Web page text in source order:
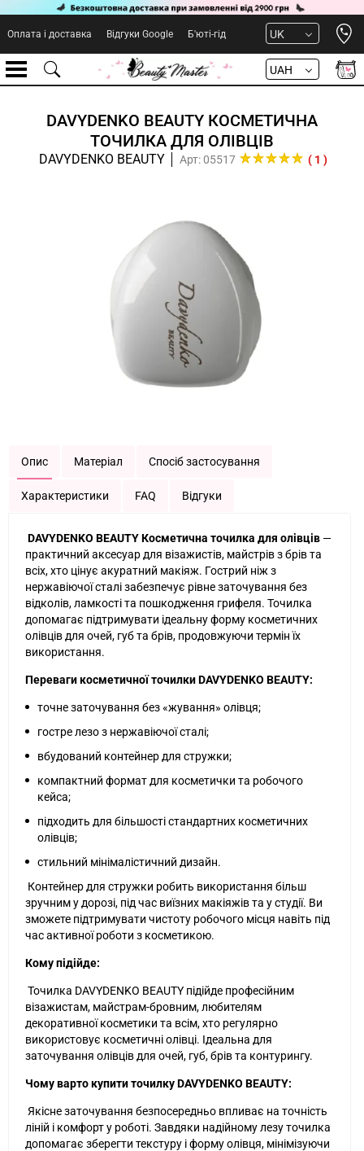
Оплата і доставка Відгуки Google Б'юті-гід UK
UAH
DAVYDENKO BEAUTY КОСМЕТИЧНА
ТОЧИЛКА ДЛЯ ОЛІВЦІВ
DAVYDENKO BEAUTY Арт: 05517 ( 1 )
Опис Матеріал Спосіб застосування
Характеристики FAQ Відгуки
DAVYDENKO BEAUTY Косметична точилка для олівців —
практичний аксесуар для візажистів, майстрів з брів та
всіх, хто цінує акуратний макіяж. Гострий ніж з
нержавіючої сталі забезпечує рівне заточування без
відколів, ламкості та пошкодження грифеля. Точилка
допомагає підтримувати ідеальну форму косметичних
олівців для очей, губ та брів, продовжуючи термін їх
використання.
Переваги косметичної точилки DAVYDENKO BEAUTY:
точне заточування без «жування» олівця;
гостре лезо з нержавіючої сталі;
вбудований контейнер для стружки;
компактний формат для косметички та робочого
кейса;
підходить для більшості стандартних косметичних
олівців;
стильний мінімалістичний дизайн.
Контейнер для стружки робить використання більш
зручним у дорозі, під час виїзних макіяжів та у студії. Ви
зможете підтримувати чистоту робочого місця навіть під
час активної роботи з косметикою.
Кому підійде:
Точилка DAVYDENKO BEAUTY підійде професійним
візажистам, майстрам-бровним, любителям
декоративної косметики та всім, хто регулярно
використовує косметичні олівці. Ідеальна для
заточування олівців для очей, губ, брів та контурингу.
Чому варто купити точилку DAVYDENKO BEAUTY:
Якісне заточування безпосередньо впливає на точність
ліній і комфорт у роботі. Завдяки надійному лезу точилка
допомагає зберегти текстуру і форму олівця, мінімізуючи